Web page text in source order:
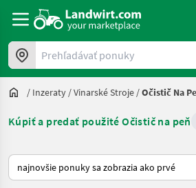
Prehľadávať ponuky
/ Inzeraty /Vinarské Stroje /Očistič Na
Kúpiť a predať použité Očistič na peň
Takto sa vykonáva triedenie na